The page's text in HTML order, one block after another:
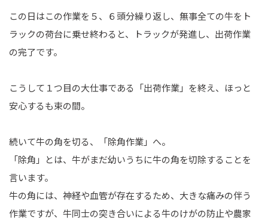
この日はこの作業を５、６頭分繰り返し、無事全ての牛をト
ラックの荷台に乗せ終わると、トラックが発進し、出荷作業
の完了です。
こうして１つ目の大仕事である「出荷作業」を終え、ほっと
安心するも束の間。
続いて牛の角を切る、「除角作業」へ。
「除角」とは、牛がまだ幼いうちに牛の角を切除することを
言います。
牛の角には、神経や血管が存在するため、大きな痛みの伴う
作業ですが、牛同士の突き合いによる牛のけがの防止や農家